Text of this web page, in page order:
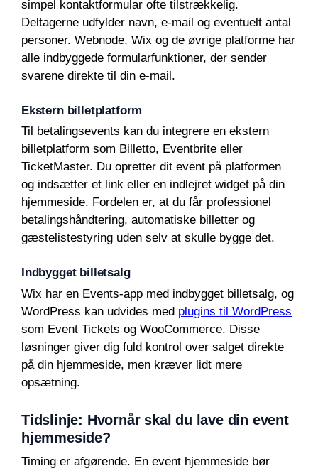
simpel kontaktformular ofte tilstrækkelig.
Deltagerne udfylder navn, e-mail og eventuelt antal
personer. Webnode, Wix og de øvrige platforme har
alle indbyggede formularfunktioner, der sender
svarene direkte til din e-mail.
Ekstern billetplatform
Til betalingsevents kan du integrere en ekstern
billetplatform som Billetto, Eventbrite eller
TicketMaster. Du opretter dit event på platformen
og indsætter et link eller en indlejret widget på din
hjemmeside. Fordelen er, at du får professionel
betalingshåndtering, automatiske billetter og
gæstelistestyring uden selv at skulle bygge det.
Indbygget billetsalg
Wix har en Events-app med indbygget billetsalg, og
WordPress kan udvides med plugins til WordPress
som Event Tickets og WooCommerce. Disse
løsninger giver dig fuld kontrol over salget direkte
på din hjemmeside, men kræver lidt mere
opsætning.
Tidslinje: Hvornår skal du lave din event
hjemmeside?
Timing er afgørende. En event hjemmeside bør